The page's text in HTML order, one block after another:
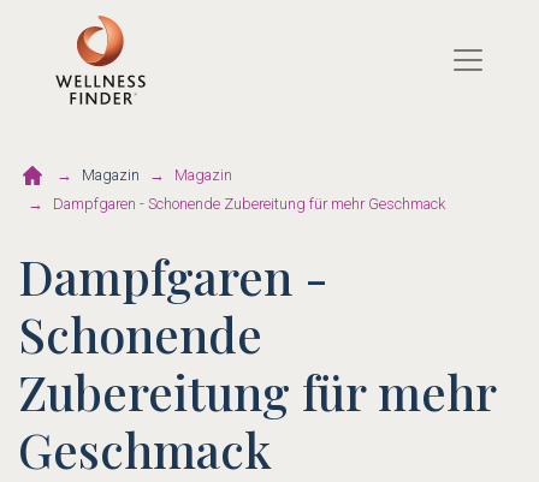
Magazin
Magazin
Dampfgaren - Schonende Zubereitung für mehr Geschmack
Dampfgaren -
Schonende
Zubereitung für mehr
Geschmack